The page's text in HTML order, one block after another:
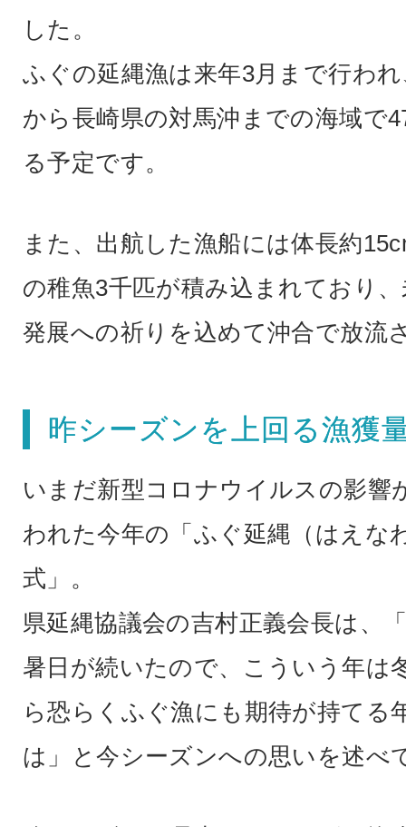
した。
ふぐの延縄漁は来年3月まで行わ
から長崎県の対馬沖までの海域で
る予定です。
また、出航した漁船には体長約
の稚魚3千匹が積み込まれており
発展への祈りを込めて沖合で放流
昨シーズンを上回る漁獲
いまだ新型コロナウイルスの影響
われた今年の「ふぐ延縄（はえな
式」。
県延縄協議会の吉村正義会長は、
暑日が続いたので、こういう年は
ら恐らくふぐ漁にも期待が持てる
は」と今シーズンへの思いを述べ